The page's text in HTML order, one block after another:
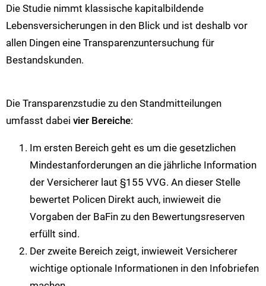
Die Studie nimmt klassische kapitalbildende
Lebensversicherungen in den Blick und ist deshalb vor
allen Dingen eine Transparenzuntersuchung für
Bestandskunden.
Die Transparenzstudie zu den Standmitteilungen
umfasst dabei vier Bereiche:
Im ersten Bereich geht es um die gesetzlichen
Mindestanforderungen an die jährliche Information
der Versicherer laut §155 VVG. An dieser Stelle
bewertet Policen Direkt auch, inwieweit die
Vorgaben der BaFin zu den Bewertungsreserven
erfüllt sind.
Der zweite Bereich zeigt, inwieweit Versicherer
wichtige optionale Informationen in den Infobriefen